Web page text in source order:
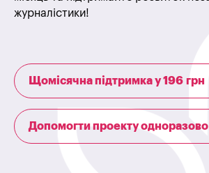
журналістики!
Щомісячна підтримка у 196 грн
Допомогти проекту одноразово